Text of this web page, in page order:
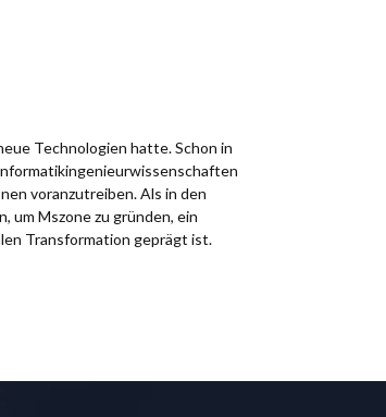
Technologien hatte. Schon in
voranzutreiben. Als in den
um Mszone zu gründen, ein
Transformation geprägt ist.